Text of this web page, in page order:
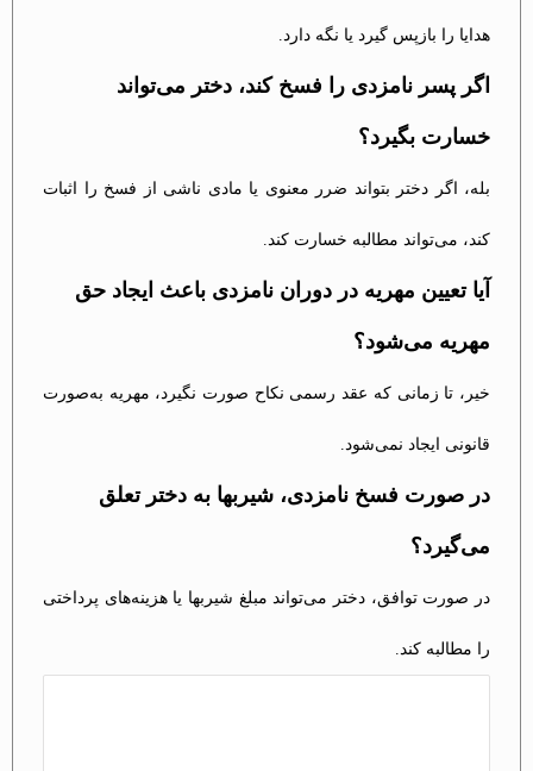
هدایا را بازپس گیرد یا نگه دارد.
اگر پسر نامزدی را فسخ کند، دختر می‌تواند
خسارت بگیرد؟
بله، اگر دختر بتواند ضرر معنوی یا مادی ناشی از فسخ را اثبات
کند، می‌تواند مطالبه خسارت کند.
آیا تعیین مهریه در دوران نامزدی باعث ایجاد حق
مهریه می‌شود؟
خیر، تا زمانی که عقد رسمی نکاح صورت نگیرد، مهریه به‌صورت
قانونی ایجاد نمی‌شود.
در صورت فسخ نامزدی، شیربها به دختر تعلق
می‌گیرد؟
در صورت توافق، دختر می‌تواند مبلغ شیربها یا هزینه‌های پرداختی
را مطالبه کند.